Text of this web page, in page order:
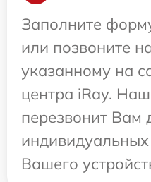
Заполните
или позвоните
указанному на
центра iRay.
перезвонит Вам
Вашего